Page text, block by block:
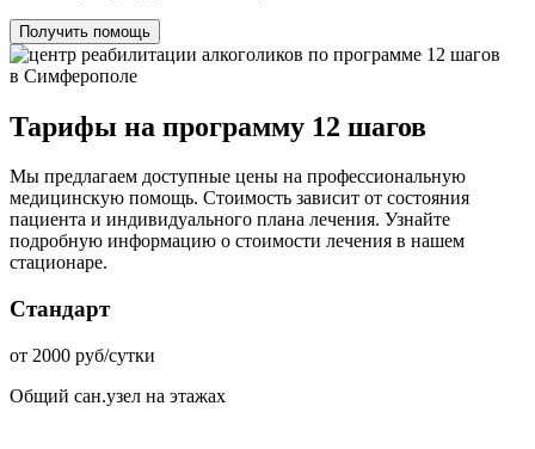
Получить помощь
Тарифы на программу 12 шагов
Мы предлагаем доступные цены на профессиональную
медицинскую помощь. Стоимость зависит от состояния
пациента и индивидуального плана лечения. Узнайте
подробную информацию о стоимости лечения в нашем
стационаре.
Стандарт
от 2000 руб/сутки
Общий сан.узел на этажах